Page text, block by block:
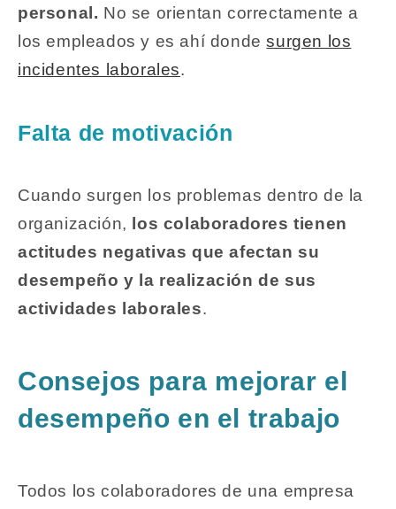
personal. No se orientan correctamente a
los empleados y es ahí dondesurgen los
incidentes laborales.
Falta de motivación
Cuando surgen los problemas dentro de la
organización, los colaboradores tienen
actitudes negativas que afectan su
desempeño y la realización de sus
actividades laborales.
Consejos para mejorar el
desempeño en el trabajo
Todos los colaboradores de una empresa